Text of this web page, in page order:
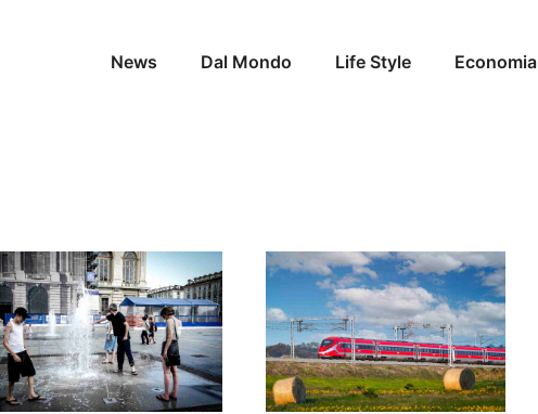
News Dal Mondo Life Style Economia